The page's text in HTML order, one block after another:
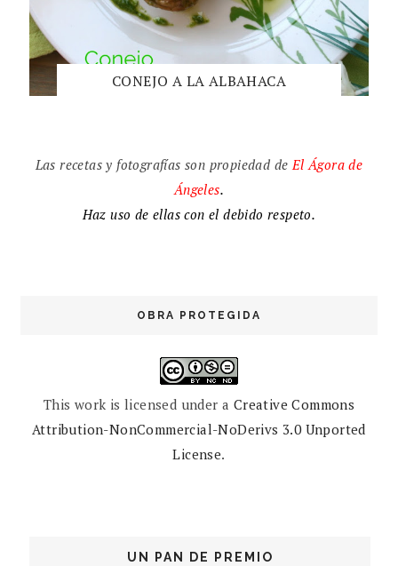
CONEJO A LA ALBAHACA
Las recetas y fotografías son propiedad deElÁgora de
Ángeles.
Haz uso de ellas con el debido respeto.
OBRA PROTEGIDA
This work is licensed under a Creative Commons
Attribution-NonCommercial-NoDerivs 3.0 Unported
License.
UN PAN DE PREMIO